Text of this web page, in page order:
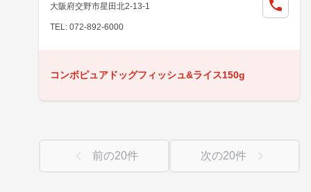
大阪府交野市星田北2-13-1
TEL: 072-892-6000
コンボピュアドッグフィッシュ&ライス150g
前の20件 次の20件